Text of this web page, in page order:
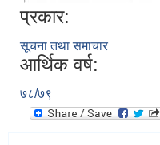
प्रकार:
सूचना तथा समाचार
आर्थिक वर्ष:
७८/७९